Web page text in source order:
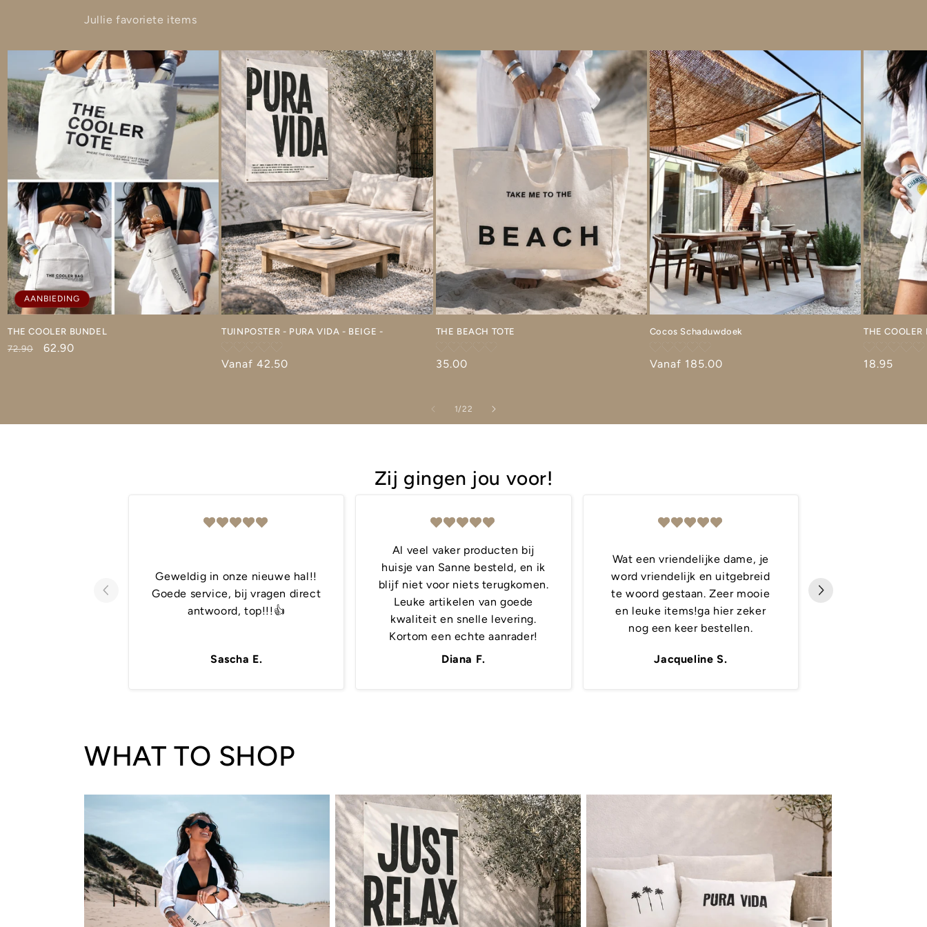
Jullie favoriete items
AANBIEDING
THE COOLER BUNDEL
Normale
72.90 Aanbiedingsprijs
62.90
TUINPOSTER - PURA VIDA - BEIGE -
Normale
Vanaf 42.50
THE BEACH TOTE
Normale
35.00
Cocos Schaduwdoek
Normale
Vanaf 185.00
THE
Normale
18.95
1/van
22
Zij gingen jou voor!
Sascha E.
Geweldig in onze nieuwe hal!!
Goede service, bij vragen direct
antwoord, top!!!👍
Diana F.
Al veel vaker producten bij
huisje van Sanne besteld, en ik
blijf niet voor niets terugkomen.
Leuke artikelen van goede
kwaliteit en snelle levering.
Kortom een echte aanrader!
Jacqueline S.
Wat een vriendelijke dame, je
word vriendelijk en uitgebreid
te woord gestaan. Zeer mooie
en leuke items!ga hier zeker
nog een keer bestellen.
WHAT TO SHOP